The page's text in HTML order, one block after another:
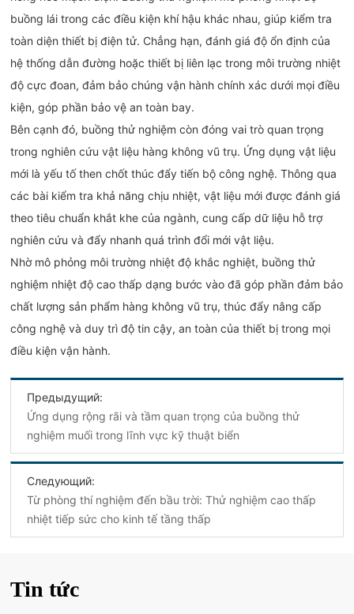
buồng lái trong các điều kiện khí hậu khác nhau, giúp kiểm tra
toàn diện thiết bị điện tử. Chẳng hạn, đánh giá độ ổn định của
hệ thống dẫn đường hoặc thiết bị liên lạc trong môi trường nhiệt
độ cực đoan, đảm bảo chúng vận hành chính xác dưới mọi điều
kiện, góp phần bảo vệ an toàn bay.
Bên cạnh đó, buồng thử nghiệm còn đóng vai trò quan trọng
trong nghiên cứu vật liệu hàng không vũ trụ. Ứng dụng vật liệu
mới là yếu tố then chốt thúc đẩy tiến bộ công nghệ. Thông qua
các bài kiểm tra khả năng chịu nhiệt, vật liệu mới được đánh giá
theo tiêu chuẩn khắt khe của ngành, cung cấp dữ liệu hỗ trợ
nghiên cứu và đẩy nhanh quá trình đổi mới vật liệu.
Nhờ mô phỏng môi trường nhiệt độ khắc nghiệt, buồng thử
nghiệm nhiệt độ cao thấp dạng bước vào đã góp phần đảm bảo
chất lượng sản phẩm hàng không vũ trụ, thúc đẩy nâng cấp
công nghệ và duy trì độ tin cậy, an toàn của thiết bị trong mọi
điều kiện vận hành.
Предыдущий:
Ứng dụng rộng rãi và tầm quan trọng của buồng thử
nghiệm muối trong lĩnh vực kỹ thuật biển
Следующий:
Từ phòng thí nghiệm đến bầu trời: Thử nghiệm cao thấp
nhiệt tiếp sức cho kinh tế tầng thấp
Tin tức